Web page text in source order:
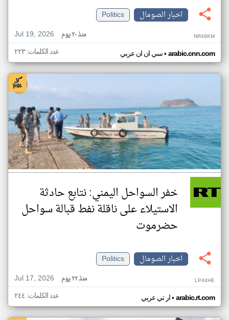
اخبار الصومال
Politics
Jul 19, 2026
منذ ٢٠ يوم NR49KM
سي ان ان عربي• arabic.cnn.com عدد الكلمات: ٢٢٣
خفر السواحل اليمني: نتابع حادثة
الاستيلاء على ناقلة نفط قبالة سواحل
حضرموت
اخبار الصومال
Politics
Jul 17, 2026
منذ ٢٢ يوم LP44HE
ار تي عربي• arabic.rt.com عدد الكلمات: ٢٤٤